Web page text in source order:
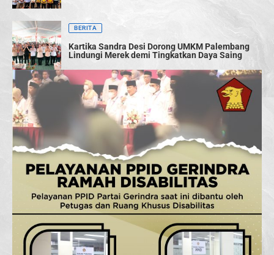
BERITA
Kartika Sandra Desi Dorong UMKM Palembang
Lindungi Merek demi Tingkatkan Daya Saing